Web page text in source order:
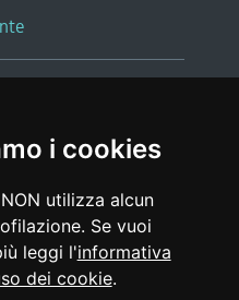
i cookies
utilizza alcun
Se vuoi
leggi l'informativa
dei cookie.
|glossario
|feedback